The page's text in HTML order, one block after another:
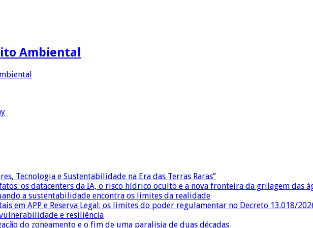
Ambiental
Tecnologia e Sustentabilidade na Era das Terras Raras”
os datacenters da IA, o risco hídrico oculto e a nova fronteira da grilagem das
a sustentabilidade encontra os limites da realidade
em APP e Reserva Legal: os limites do poder regulamentar no Decreto 13.018/
e resiliência
do zoneamento e o fim de uma paralisia de duas décadas